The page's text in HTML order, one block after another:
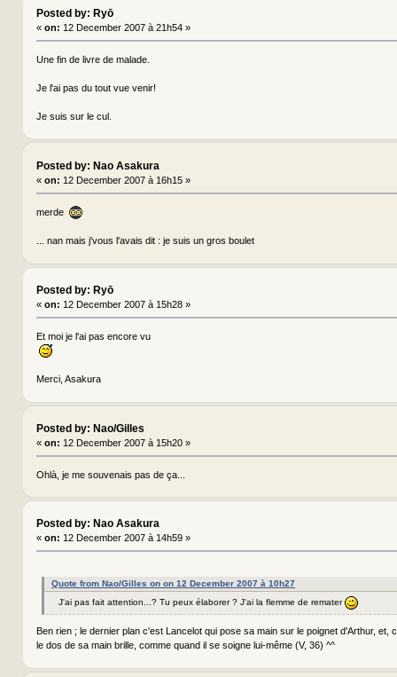
Posted by: Ryō
« on: 12 December 2007 à 21h54 »
Une fin de livre de malade.
Je l'ai pas du tout vue venir!
Je suis sur le cul.
Posted by: Nao Asakura
« on: 12 December 2007 à 16h15 »
merde
... nan mais j'vous l'avais dit : je suis un gros boulet
Posted by: Ryō
« on: 12 December 2007 à 15h28 »
Et moi je l'ai pas encore vu
Merci, Asakura
Posted by: Nao/Gilles
« on: 12 December 2007 à 15h20 »
Ohlà, je me souvenais pas de ça...
Posted by: Nao Asakura
« on: 12 December 2007 à 14h59 »
Quote from Nao/Gilles on on 12 December 2007 à 10h27
J'ai pas fait attention...? Tu peux élaborer ? J'ai la flemme de remater
Ben rien ; le dernier plan c'est Lancelot qui pose sa main sur le poignet d'Arthur, et,
le dos de sa main brille, comme quand il se soigne lui-même (V, 36) ^^